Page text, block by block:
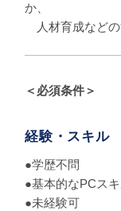
か、
人材育成などの
＜必須条件＞
経験・スキル
●学歴不問
●基本的なPCス
●未経験可